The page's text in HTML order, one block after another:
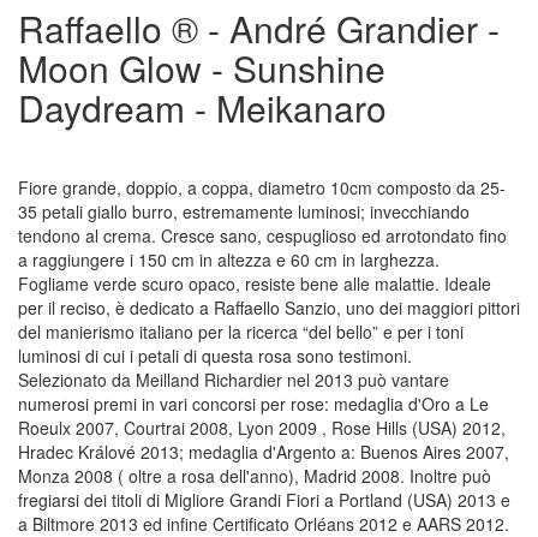
Raffaello ® - André Grandier -
Moon Glow - Sunshine
Daydream - Meikanaro
Fiore grande, doppio, a coppa, diametro 10cm composto da 25-
35 petali giallo burro, estremamente luminosi; invecchiando
tendono al crema. Cresce sano, cespuglioso ed arrotondato fino
a raggiungere i 150 cm in altezza e 60 cm in larghezza.
Fogliame verde scuro opaco, resiste bene alle malattie. Ideale
per il reciso, è dedicato a Raffaello Sanzio, uno dei maggiori pittori
del manierismo italiano per la ricerca “del bello” e per i toni
luminosi di cui i petali di questa rosa sono testimoni.
Selezionato da Meilland Richardier nel 2013 può vantare
numerosi premi in vari concorsi per rose: medaglia d'Oro a Le
Roeulx 2007, Courtrai 2008, Lyon 2009 , Rose Hills (USA) 2012,
Hradec Králové 2013; medaglia d'Argento a: Buenos Aires 2007,
Monza 2008 ( oltre a rosa dell'anno), Madrid 2008. Inoltre può
fregiarsi dei titoli di Migliore Grandi Fiori a Portland (USA) 2013 e
a Biltmore 2013 ed infine Certificato Orléans 2012 e AARS 2012.